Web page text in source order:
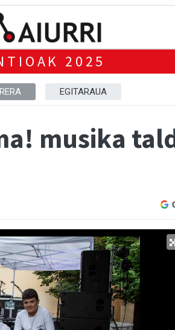
2025
EGITARAUA
musika